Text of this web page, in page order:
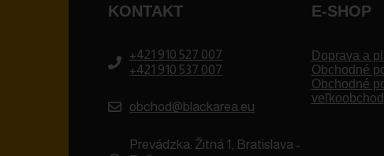
KONTAKT
+421 910 527 007
+421 910 537 007
obchod@blackarea.eu
Prevádzka: Žitná 1, Bratislava -
E-SHOP
Doprava a
Obchodné
Obchodné
veľkoobchod